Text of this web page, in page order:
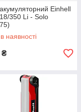
акумуляторний Einhell
350 Li - Solo
наявності
₴